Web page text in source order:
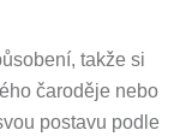
takže si
čaroděje nebo
postavu podle